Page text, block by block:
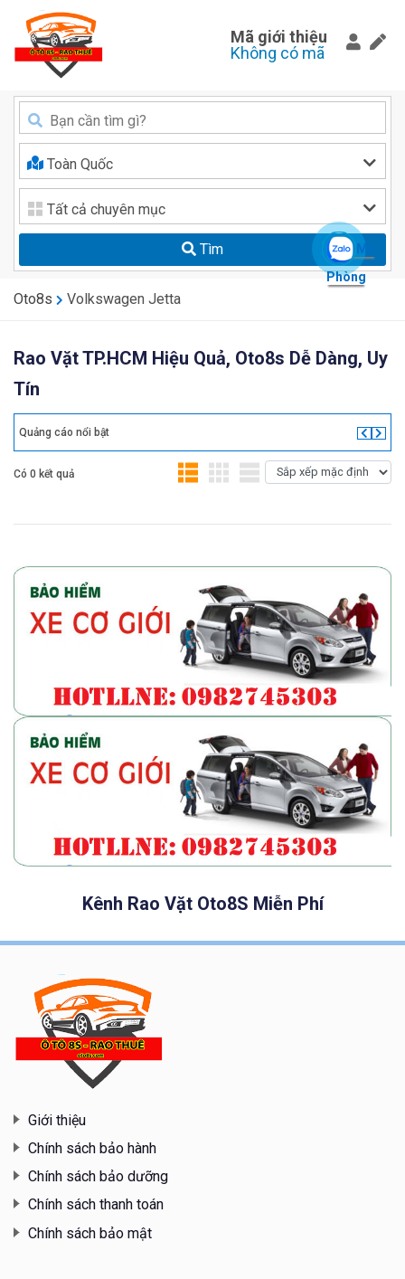
Mã giới thiệu
Không có mã
Toàn Quốc
Tất cả chuyên mục
Tìm
Oto8s Volkswagen Jetta
Rao Vặt TP.HCM Hiệu Quả, Oto8s Dễ Dàng, Uy
Tín
Quảng cáo nổi bật
Có 0 kết quả
Kênh Rao Vặt Oto8S Miễn Phí
Mr.
Phòng
Giới thiệu
Chính sách bảo hành
Chính sách bảo dưỡng
Chính sách thanh toán
Chính sách bảo mật